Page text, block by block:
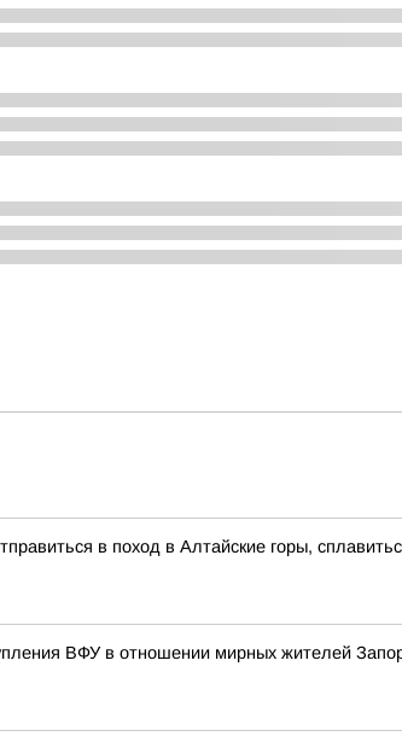
в поход в Алтайские горы,
ВФУ в отношении мирных жителей